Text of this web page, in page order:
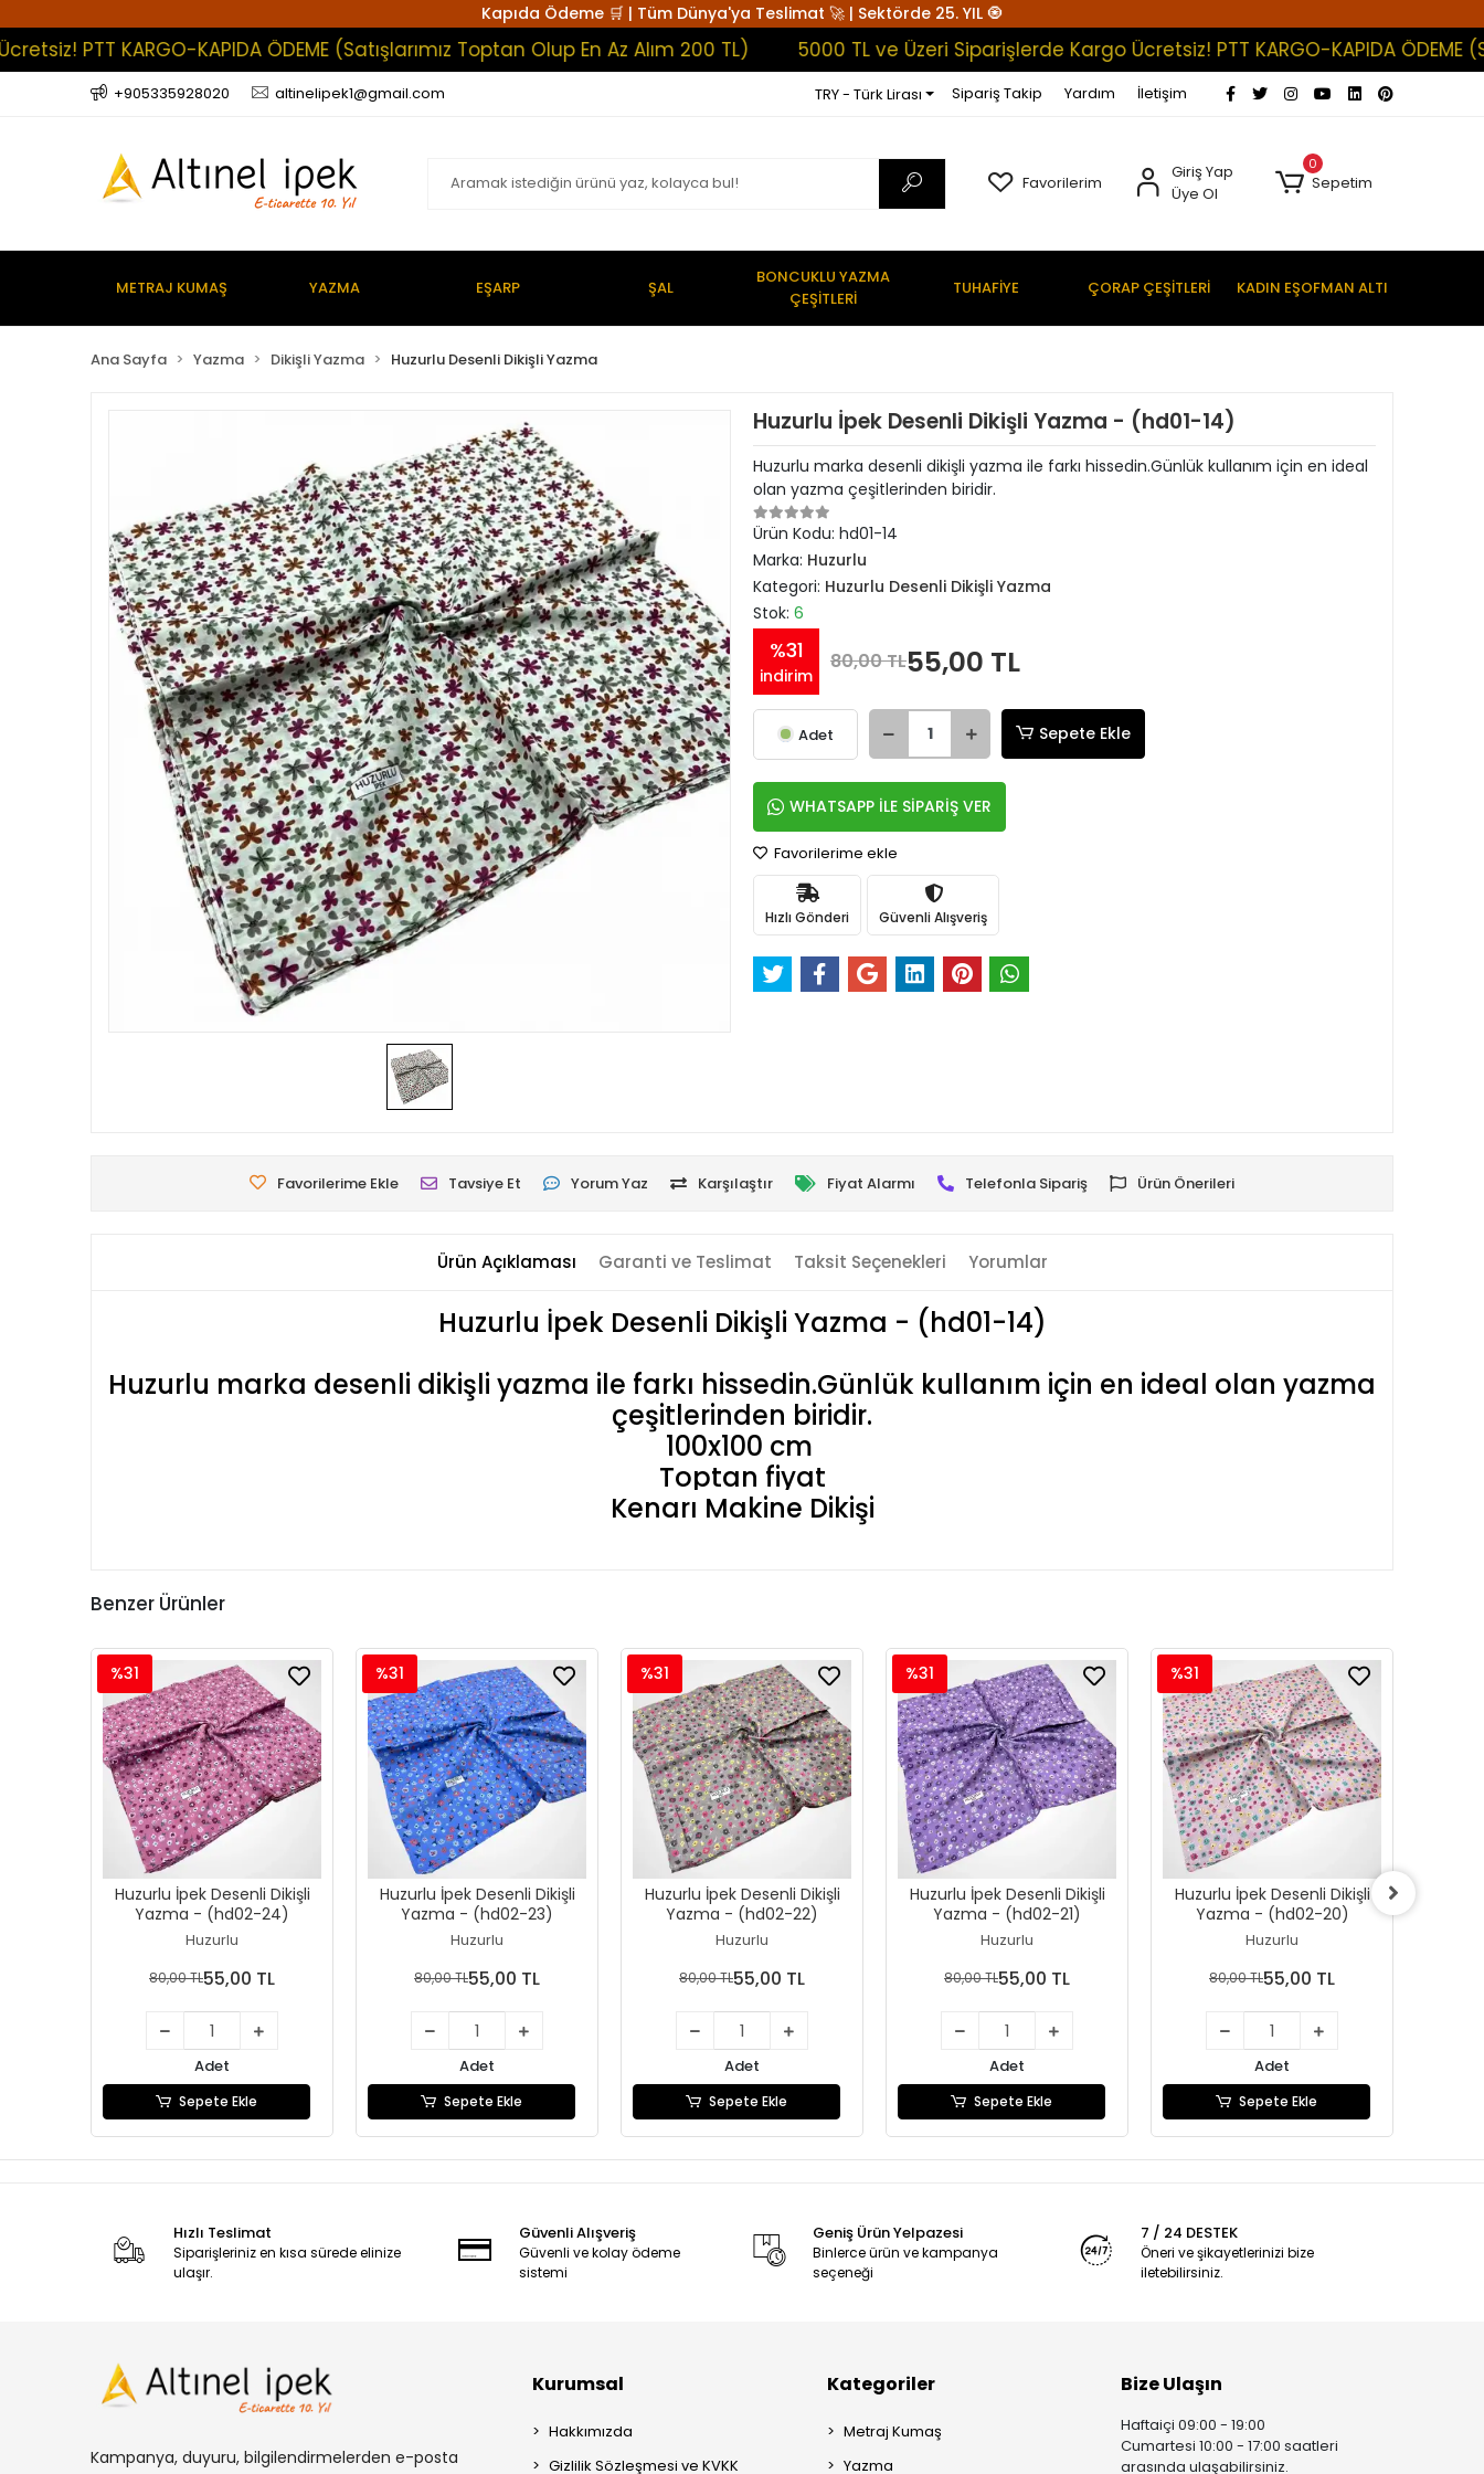
Kapıda Ödeme 🛒 | Tüm Dünya'ya Teslimat 🚀 | Sektörde 25. YIL 🧿
KARGO-KAPIDA ÖDEME (Satışlarımız Toptan Olup En Az Alım 200 TL) 5000 TL ve Üzeri Siparişlerde Kargo Ücretsiz! PTT KARGO-KAPIDA ÖDEME
+905335928020 altinelipek1@gmail.com TRY - Türk Lirası Sipariş Takip Yardım İletişim
Favorilerim
Giriş Yap
Üye Ol
0
Sepetim
METRAJ KUMAŞ YAZMA EŞARP ŞAL
BONCUKLU YAZMA
ÇEŞİTLERİ
TUHAFİYE ÇORAP ÇEŞİTLERİ KADIN EŞOFMAN ALTI
Ana Sayfa Yazma Dikişli Yazma Huzurlu Desenli Dikişli Yazma
Huzurlu İpek Desenli Dikişli Yazma - (hd01-14)
Huzurlu marka desenli dikişli yazma ile farkı hissedin.Günlük kullanım için en ideal
olan yazma çeşitlerinden biridir.
Ürün Kodu: hd01-14
Marka: Huzurlu
Kategori: Huzurlu Desenli Dikişli Yazma
Stok: 6
%31
indirim
80,00 TL55,00 TL
Adet Sepete Ekle
WHATSAPP İLE SİPARİŞ VER
Favorilerime ekle
Hızlı Gönderi Güvenli Alışveriş
Favorilerime Ekle Tavsiye Et Yorum Yaz Karşılaştır Fiyat Alarmı Telefonla Sipariş Ürün Önerileri
Ürün Açıklaması Garanti ve Teslimat Taksit Seçenekleri Yorumlar
Huzurlu İpek Desenli Dikişli Yazma - (hd01-14)
Huzurlu marka desenli dikişli yazma ile farkı hissedin.Günlük kullanım için en ideal olan yazma
çeşitlerinden biridir.
100x100 cm
Toptan fiyat
Kenarı Makine Dikişi
Benzer Ürünler
Huzurlu İpek Desenli Dikişli
Yazma - (hd02-24)
Huzurlu
%31
80,00 TL55,00 TL
Adet
Sepete Ekle
Huzurlu İpek Desenli Dikişli
Yazma - (hd02-23)
Huzurlu
%31
80,00 TL55,00 TL
Adet
Sepete Ekle
Huzurlu İpek Desenli Dikişli
Yazma - (hd02-22)
Huzurlu
%31
80,00 TL55,00 TL
Adet
Sepete Ekle
Huzurlu İpek Desenli Dikişli
Yazma - (hd02-21)
Huzurlu
%31
80,00 TL55,00 TL
Adet
Sepete Ekle
Huzurlu İpek Desenli Dikişli
Yazma - (hd02-20)
Huzurlu
%31
80,00 TL55,00 TL
Adet
Sepete Ekle
Hızlı Teslimat
Siparişleriniz en kısa sürede elinize
ulaşır.
Güvenli Alışveriş
Güvenli ve kolay ödeme
sistemi
Geniş Ürün Yelpazesi
Binlerce ürün ve kampanya
seçeneği
7 / 24 DESTEK
Öneri ve şikayetlerinizi bize
iletebilirsiniz.
Kampanya, duyuru, bilgilendirmelerden e-posta
Kurumsal
Hakkımızda
Gizlilik Sözleşmesi ve KVKK
Kategoriler
Metraj Kumaş
Yazma
Bize Ulaşın
Haftaiçi 09:00 - 19:00
Cumartesi 10:00 - 17:00 saatleri
arasında ulaşabilirsiniz.